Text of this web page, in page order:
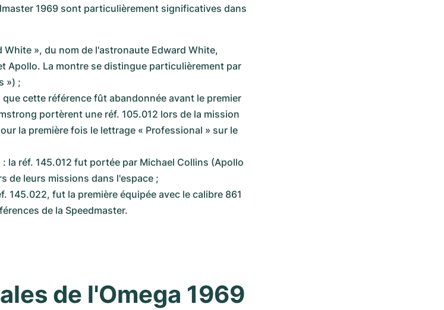
1969 sont particulièrement significatives dans
White », du nom de l'astronaute Edward White,
Apollo. La montre se distingue particulièrement par
») ;
que cette référence fût abandonnée avant le premier
portèrent une réf. 105.012 lors de la mission
la première fois le lettrage « Professional » sur le
: la réf. 145.012 fut portée par Michael Collins (Apollo
de leurs missions dans l'espace ;
145.022, fut la première équipée avec le calibre 861
de la Speedmaster.
de l'Omega 1969